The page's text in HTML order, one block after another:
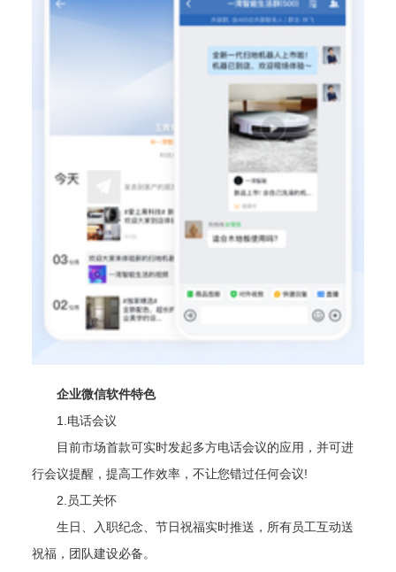
企业微信软件特色
1.电话会议
目前市场首款可实时发起多方电话会议的应用，并可进
行会议提醒，提高工作效率，不让您错过任何会议!
2.员工关怀
生日、入职纪念、节日祝福实时推送，所有员工互动送
祝福，团队建设必备。